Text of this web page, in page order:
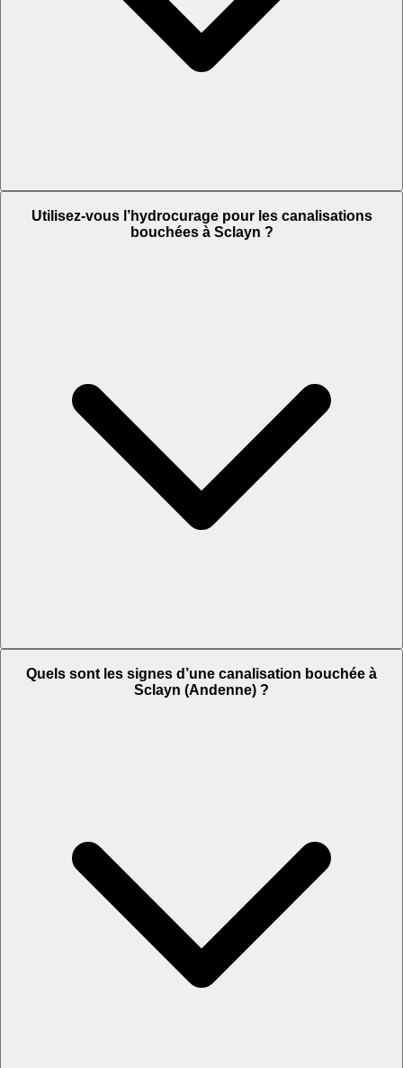
Utilisez-vous l’hydrocurage pour les canalisations
bouchées à Sclayn ?
Quels sont les signes d’une canalisation bouchée à
Sclayn (Andenne) ?